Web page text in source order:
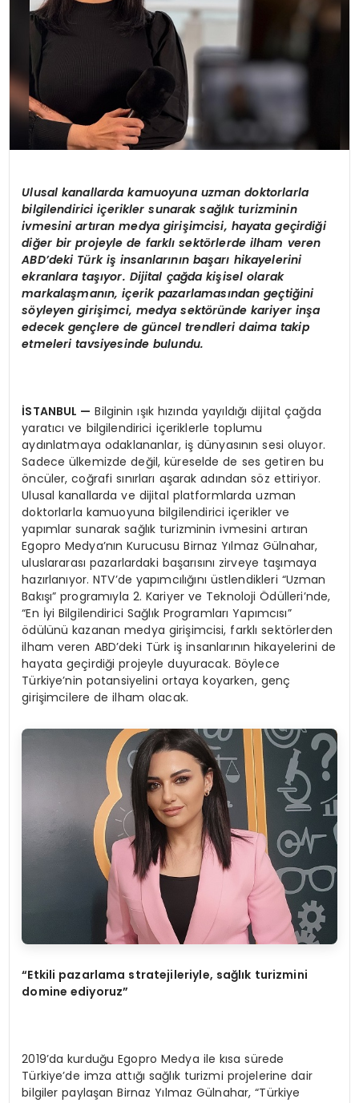
Ulusal kanallarda kamuoyuna uzman doktorlarla
bilgilendirici içerikler sunarak sağlık turizminin
ivmesini artıran medya girişimcisi, hayata geçirdiği
diğer bir projeyle de farklı sektörlerde ilham veren
ABD’deki Türk iş insanlarının başarı hikayelerini
ekranlara taşıyor. Dijital çağda kişisel olarak
markalaşmanın, içerik pazarlamasından geçtiğini
söyleyen girişimci, medya sektöründe kariyer inşa
edecek gençlere de güncel trendleri daima takip
etmeleri tavsiyesinde bulundu.
İSTANBUL — Bilginin ışık hızında yayıldığı dijital çağda
yaratıcı ve bilgilendirici içeriklerle toplumu
aydınlatmaya odaklananlar, iş dünyasının sesi oluyor.
Sadece ülkemizde değil, küreselde de ses getiren bu
öncüler, coğrafi sınırları aşarak adından söz ettiriyor.
Ulusal kanallarda ve dijital platformlarda uzman
doktorlarla kamuoyuna bilgilendirici içerikler ve
yapımlar sunarak sağlık turizminin ivmesini artıran
Egopro Medya’nın Kurucusu Birnaz Yılmaz Gülnahar,
uluslararası pazarlardaki başarısını zirveye taşımaya
hazırlanıyor. NTV’de yapımcılığını üstlendikleri “Uzman
Bakışı” programıyla 2. Kariyer ve Teknoloji Ödülleri’nde,
“En İyi Bilgilendirici Sağlık Programları Yapımcısı”
ödülünü kazanan medya girişimcisi, farklı sektörlerden
ilham veren ABD’deki Türk iş insanlarının hikayelerini de
hayata geçirdiği projeyle duyuracak. Böylece
Türkiye’nin potansiyelini ortaya koyarken, genç
girişimcilere de ilham olacak.
“Etkili pazarlama stratejileriyle, sağlık turizmini
domine ediyoruz”
2019’da kurduğu Egopro Medya ile kısa sürede
Türkiye’de imza attığı sağlık turizmi projelerine dair
bilgiler paylaşan Birnaz Yılmaz Gülnahar, “Türkiye